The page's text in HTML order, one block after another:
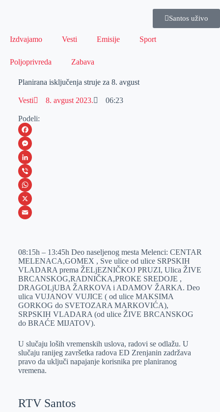
Santos uživo
Izdvajamo Vesti Emisije Sport
Poljoprivreda Zabava
Planirana isključenja struje za 8. avgust
Vesti 8. avgust 2023. 06:23
Podeli:
F
a
c
e
b
o
M
e
s
s
e
e
r
L
i
n
k
I
n
V
i
b
W
h
s
A
p
p
X
a
i
l
08:15h – 13:45h Deo naseljenog mesta Melenci: CENTAR
MELENACA,GOMEX , Sve ulice od ulice SRPSKIH
VLADARA prema ŽELjEZNIČKOJ PRUZI, Ulica ŽIVE
BRCANSKOG,RADNIČKA,PROKE SREDOJE ,
DRAGOLjUBA ŽARKOVA i ADAMOV ŽARKA. Deo
ulica VUJANOV VUJICE ( od ulice MAKSIMA
GORKOG do SVETOZARA MARKOVIĆA),
SRPSKIH VLADARA (od ulice ŽIVE BRCANSKOG
do BRAĆE MIJATOV).
U slučaju loših vremenskih uslova, radovi se odlažu. U
slučaju ranijeg završetka radova ED Zrenjanin zadržava
pravo da uključi napajanje korisnika pre planiranog
vremena.
RTV Santos